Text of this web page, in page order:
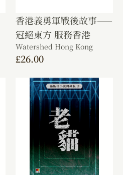
香港義勇軍戰後故事——
冠絕東方 服務香港
Watershed Hong Kong
£26.00